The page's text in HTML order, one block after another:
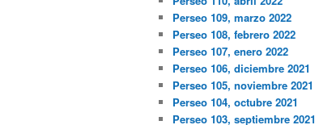
Perseo 109, marzo 2022
Perseo 108, febrero 2022
Perseo 107, enero 2022
Perseo 106, diciembre 2021
Perseo 105, noviembre 2021
Perseo 104, octubre 2021
Perseo 103, septiembre 2021